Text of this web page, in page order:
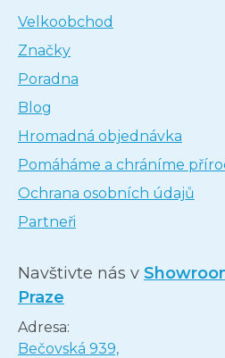
Velkoobchod
Značky
Poradna
Blog
Hromadná objednávka
Pomáháme a chráníme
Ochrana osobních údajů
Partneři
Navštivte nás v
Praze
Adresa:
Bečovská 939,